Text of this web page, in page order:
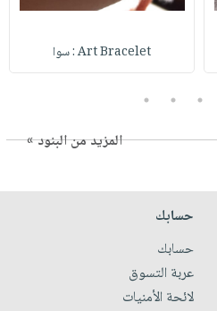
Art Bracelet : سوا
3
4
5
المزيد من البنود »
حسابك
حسابك
عربة التسوق
لائحة الأمنيات